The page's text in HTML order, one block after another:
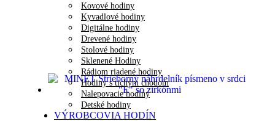
Kovové hodiny
Kyvadlové hodiny
Digitálne hodiny
Drevené hodiny
Stolové hodiny
Sklenené Hodiny
Rádiom riadené hodiny
Hodiny s tichým chodom
Nalepovacie hodiny
Detské hodiny
VÝROBCOVIA HODÍN